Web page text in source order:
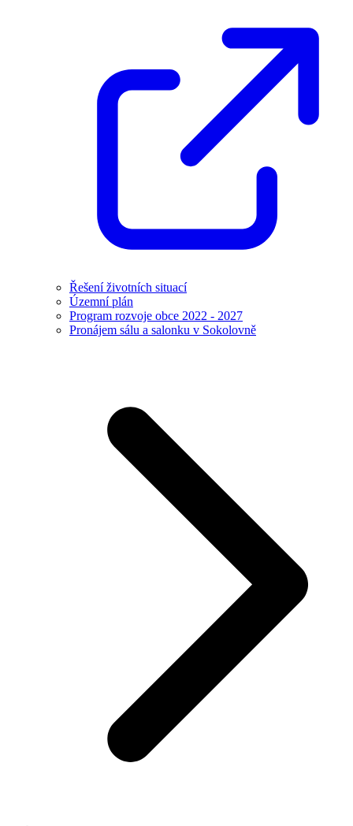
Řešení životních situací
Územní plán
Program rozvoje obce 2022 - 2027
Pronájem sálu a salonku v Sokolovně